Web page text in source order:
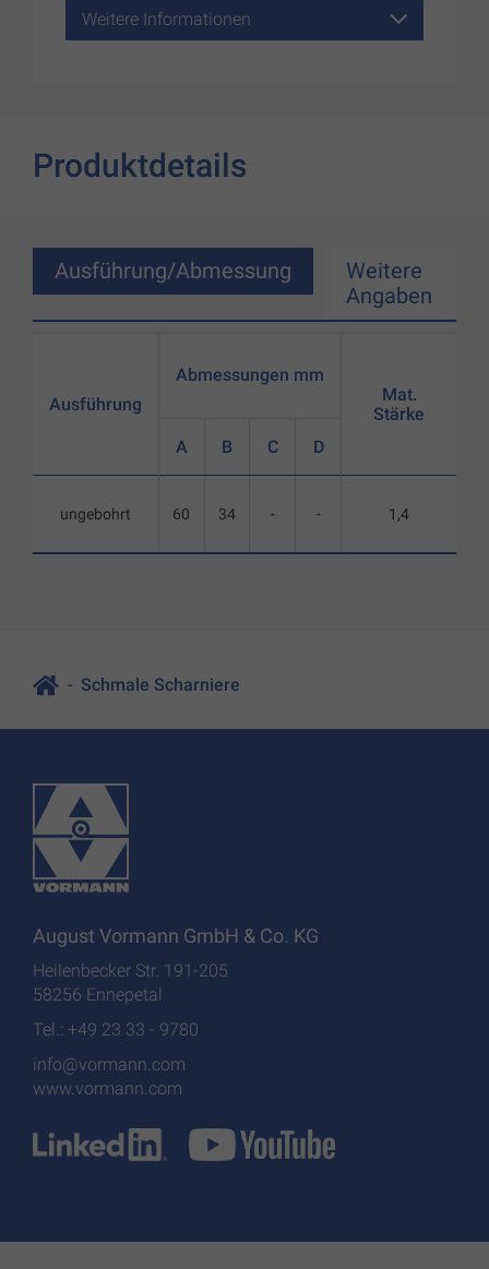
Weitere Informationen
Produktdetails
Ausführung/Abmessung
Weitere
Angaben
Ausführung
ungebohrt
Abmessungen mm
A B C D
60 34 - -
Mat.
Stärke
1,4
Schmale Scharniere
August Vormann GmbH & Co. KG
Heilenbecker Str. 191-205
58256 Ennepetal
Tel.: +49 23 33 - 9780
info@vormann.com
www.vormann.com